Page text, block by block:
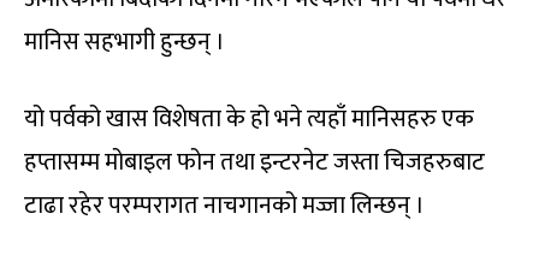
मानिस सहभागी हुन्छन् ।
यो पर्वको खास विशेषता के हो भने त्यहाँ मानिसहरु एक
हप्तासम्म मोबाइल फोन तथा इन्टरनेट जस्ता चिजहरुबाट
टाढा रहेर परम्परागत नाचगानको मज्जा लिन्छन् ।